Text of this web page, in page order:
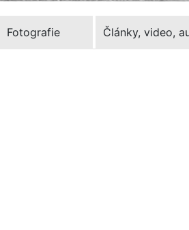
Fotografie Články, video,